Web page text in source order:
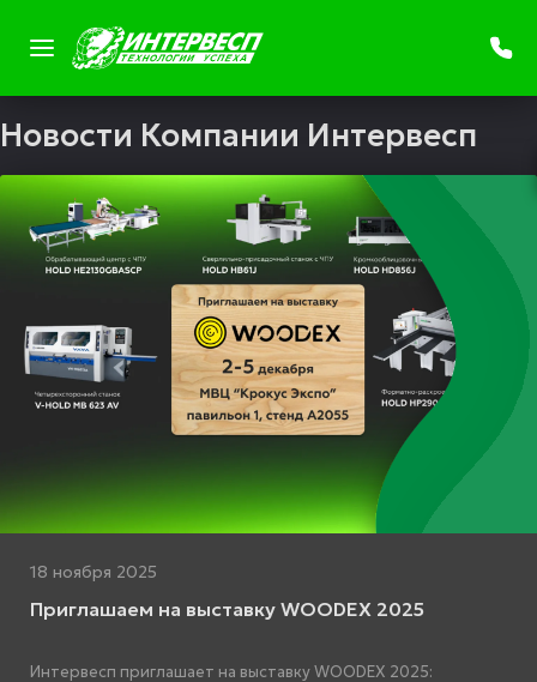
Новости Компании Интервесп
18 ноября 2025
Приглашаем на выставку WOODEX 2025
Интервесп приглашает на выставку WOODEX 2025: